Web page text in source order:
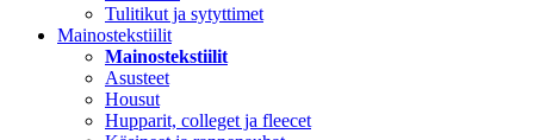
Tulitikut ja sytyttimet
Mainostekstiilit
Mainostekstiilit
Asusteet
Housut
Hupparit, colleget ja fleecet